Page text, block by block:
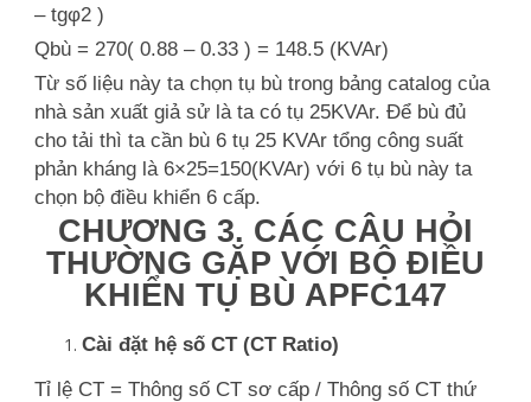
– tgφ2 )
Qbù = 270( 0.88 – 0.33 ) = 148.5 (KVAr)
Từ số liệu này ta chọn tụ bù trong bảng catalog của
nhà sản xuất giả sử là ta có tụ 25KVAr. Để bù đủ
cho tải thì ta cần bù 6 tụ 25 KVAr tổng công suất
phản kháng là 6×25=150(KVAr) với 6 tụ bù này ta
chọn bộ điều khiển 6 cấp.
CHƯƠNG 3. CÁC CÂU HỎI
THƯỜNG GẶP VỚI BỘ ĐIỀU
KHIỂN TỤ BÙ APFC147
Cài đặt hệ số CT (CT Ratio)
Tỉ lệ CT = Thông số CT sơ cấp / Thông số CT thứ